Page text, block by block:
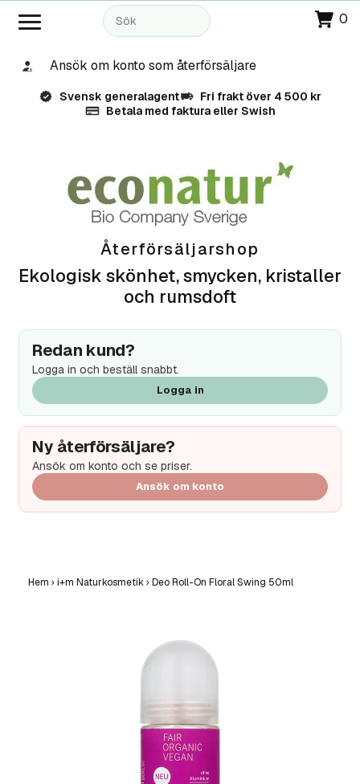
0
Ansök om konto som återförsäljare
Svensk generalagent
Fri frakt över 4 500 kr
Betala med faktura eller Swish
Återförsäljarshop
Ekologisk skönhet, smycken, kristaller
och rumsdoft
Redan kund?
Logga in och beställ snabbt.
Logga in
Ny återförsäljare?
Ansök om konto och se priser.
Ansök om konto
Hem › i+m Naturkosmetik› Deo Roll-On Floral Swing 50ml